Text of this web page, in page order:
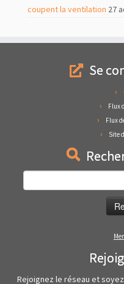
coupent la ventilation 27
Se
Flux
Flux
Site
Rejoignez le réseau et